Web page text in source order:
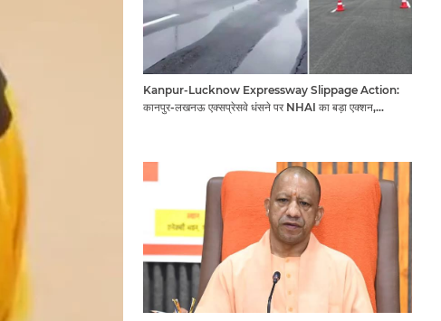
Kanpur-Lucknow Expressway Slippage Action:
कानपुर-लखनऊ एक्सप्रेसवे धंसने पर NHAI का बड़ा एक्शन,